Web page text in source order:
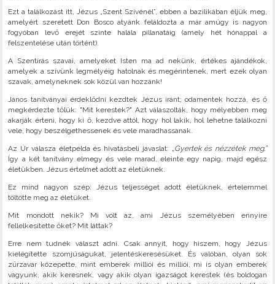
Ezt a találkozást itt, Jézus „Szent Szívénél”, ebben a bazilikában éljük meg,
amelyért szeretett Don Bosco atyánk feláldozta a már amúgy is nagyon
fogyóban levő erejét szinte halála pillanatáig (amely hét hónappal a
felszentelése után történt).
A Szentírás szavai, amelyeket Isten ma ad nekünk, értékes ajándékok,
amelyek a szívünk legmélyéig hatolnak és megérintenek, mert ezek olyan
szavak, amelyneknek sok közül van hozzánk!
János tanítványai érdeklődni kezdtek Jézus iránt; odamentek hozzá, és ő
megkérdezte tőlük: "Mit kerestek?" Azt válaszolták, hogy mélyebben meg
akarják érteni, hogy ki ő, kezdve attól, hogy hol lakik, hol lehetne találkozni
vele, hogy beszélgethessenek és vele maradhassanak.
Az Úr válasza életpélda és hivatásbeli javaslat: „Gyertek és nézzétek meg.”
Így a két tanítvány elmegy és vele marad, eleinte egy napig, majd egész
életükben. Jézus értelmet adott az életüknek.
Ez mind nagyon szép: Jézus teljességet adott életüknek, értelemmel
töltötte meg az életüket.
Mit mondott nekik? Mi volt az, ami Jézus személyében ennyire
fellelkesítette őket? Mit láttak?
Erre nem tudnék választ adni. Csak annyit, hogy hiszem, hogy Jézus
kielégítette szomjúságukat, jelentéskeresésüket. És valóban, olyan sok
zűrzavar közepette, mint emberek milliói és milliói, mi is olyan emberek
vagyunk, akik keresnek, vagy akik olyan igazságot kerestek (és boldogan